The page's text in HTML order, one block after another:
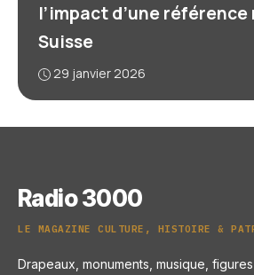
l’impact d’une
Suisse
29 janvier 2026
Radio 3000
LE MAGAZINE CULTURE, HISTOIRE &
Drapeaux, monuments, musique,